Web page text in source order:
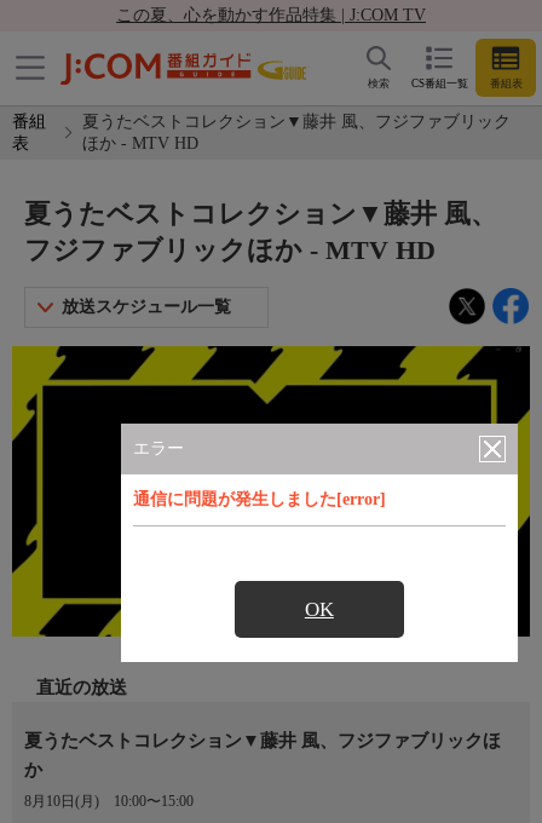
この夏、心を動かす作品特集 | J:COM TV
CS番組一覧 番組表
検索
番組
表
夏うたベストコレクション▼藤井 風、フジファブリック
ほか - MTV HD
エラー
通信に問題が発生しました[error]
OK
夏うたベストコレクション▼藤井 風、
フジファブリックほか - MTV HD
放送スケジュール一覧
直近の放送
夏うたベストコレクション▼藤井 風、フジファブリックほ
か
8月10日(月) 10:00〜15:00